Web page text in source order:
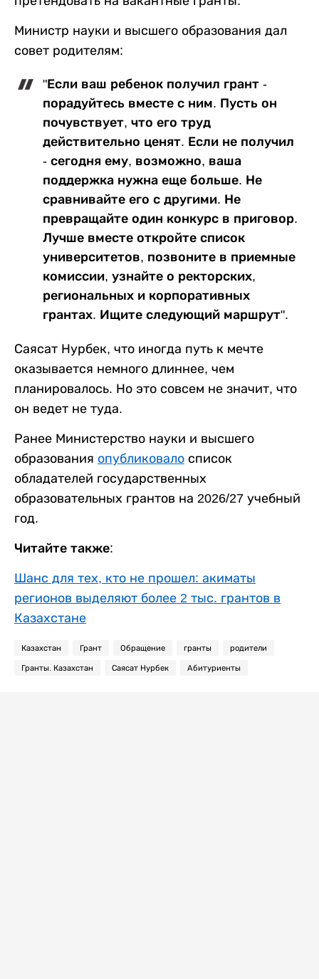
Министр науки и высшего образования дал
совет родителям:
"Если ваш ребенок получил грант -
порадуйтесь вместе с ним. Пусть он
почувствует, что его труд
действительно ценят. Если не получил
- сегодня ему, возможно, ваша
поддержка нужна еще больше. Не
сравнивайте его с другими. Не
превращайте один конкурс в приговор.
Лучше вместе откройте список
университетов, позвоните в приемные
комиссии, узнайте о ректорских,
региональных и корпоративных
грантах. Ищите следующий маршрут".
Саясат Нурбек, что иногда путь к мечте
оказывается немного длиннее, чем
планировалось. Но это совсем не значит, что
он ведет не туда.
Ранее Министерство науки и высшего
образования опубликовало список
обладателей государственных
образовательных грантов на 2026/27 учебный
год.
Читайте также:
Шанс для тех, кто не прошел: акиматы
регионов выделяют более 2 тыс. грантов в
Казахстане
Казахстан Грант Обращение гранты родители
Гранты. Казахстан Саясат Нурбек Абитуриенты